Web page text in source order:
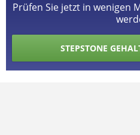
Prüfen Sie jetzt in wenigen
STEPSTONE